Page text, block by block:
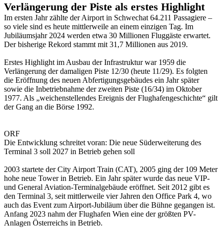
Verlängerung der Piste als erstes Highlight
Im ersten Jahr zählte der Airport in Schwechat 64.211 Passagiere –
so viele sind es heute mittlerweile an einem einzigen Tag. Im
Jubiläumsjahr 2024 werden etwa 30 Millionen Fluggäste erwartet.
Der bisherige Rekord stammt mit 31,7 Millionen aus 2019.
Erstes Highlight im Ausbau der Infrastruktur war 1959 die
Verlängerung der damaligen Piste 12/30 (heute 11/29). Es folgten
die Eröffnung des neuen Abfertigungsgebäudes ein Jahr später
sowie die Inbetriebnahme der zweiten Piste (16/34) im Oktober
1977. Als „weichenstellendes Ereignis der Flughafengeschichte“ gilt
der Gang an die Börse 1992.
ORF
Die Entwicklung schreitet voran: Die neue Süderweiterung des
Terminal 3 soll 2027 in Betrieb gehen soll
2003 startete der City Airport Train (CAT), 2005 ging der 109 Meter
hohe neue Tower in Betrieb. Ein Jahr später wurde das neue VIP-
und General Aviation-Terminalgebäude eröffnet. Seit 2012 gibt es
den Terminal 3, seit mittlerweile vier Jahren den Office Park 4, wo
auch das Event zum Airport-Jubiläum über die Bühne gegangen ist.
Anfang 2023 nahm der Flughafen Wien eine der größten PV-
Anlagen Österreichs in Betrieb.